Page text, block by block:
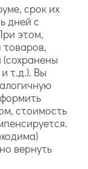
срок их
дней с
этом,
товаров,
(сохранены
т.д.). Вы
стоимость
вернуть